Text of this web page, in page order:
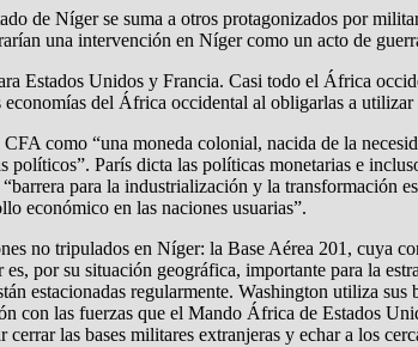
de Níger se suma a otros protagonizados por
una intervención en Níger como un acto de
Estados Unidos y Francia. Casi todo el África
del África occidental al obligarlas a
como “una moneda colonial, nacida de la
París dicta las políticas monetarias e
para la industrialización y la transformación
económico en las naciones usuarias”.
no tripulados en Níger: la Base Aérea 201, cuya
por su situación geográfica, importante para la
estacionadas regularmente. Washington utiliza
con las fuerzas que el Mando África de Estados
las bases militares extranjeras y echar a los